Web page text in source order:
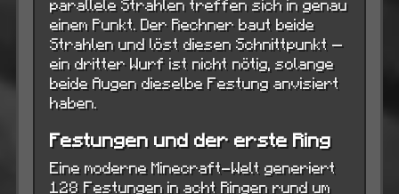
parallele Strahlen treffen sich in genau
einem Punkt. Der Rechner baut beide
Strahlen und löst diesen Schnittpunkt —
ein dritter Wurf ist nicht nötig, solange
beide Augen dieselbe Festung anvisiert
haben.
Festungen und der erste Ring
Eine moderne Minecraft-Welt generiert
128 Festungen in acht Ringen rund um